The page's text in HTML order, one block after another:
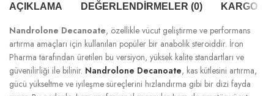
AÇIKLAMA DEĞERLENDIRMELER (0) KARGO &
Nandrolone Decanoate, özellikle vücut geliştirme ve performans
artırma amaçları için kullanılan popüler bir anabolik steroiddir. İron
Pharma tarafından üretilen bu versiyon, yüksek kalite standartları ve
güvenilirliği ile bilinir. Nandrolone Decanoate, kas kütlesini artırma,
gücü yükseltme ve iyileşme süreçlerini hızlandırma gibi bir dizi fayda